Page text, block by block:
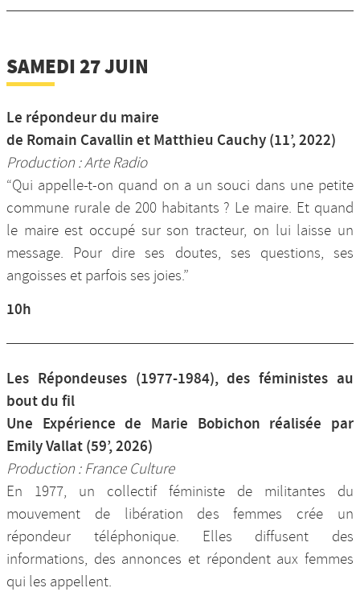
SAMEDI 27 JUIN
Le répondeur du maire
de Romain Cavallin et Matthieu Cauchy (11’, 2022)
Production : Arte Radio
“Qui appelle-t-on quand on a un souci dans une petite
commune rurale de 200 habitants ? Le maire. Et quand
le maire est occupé sur son tracteur, on lui laisse un
message. Pour dire ses doutes, ses questions, ses
angoisses et parfois ses joies.”
10h
Les Répondeuses (1977-1984), des féministes au
bout du fil
Une Expérience de Marie Bobichon réalisée par
Emily Vallat (59’, 2026)
Production : France Culture
En 1977, un collectif féministe de militantes du
mouvement de libération des femmes crée un
répondeur téléphonique. Elles diffusent des
informations, des annonces et répondent aux femmes
qui les appellent.